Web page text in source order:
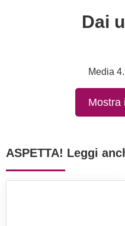
Dai
Media
Mostra
ASPETTA! Leggi